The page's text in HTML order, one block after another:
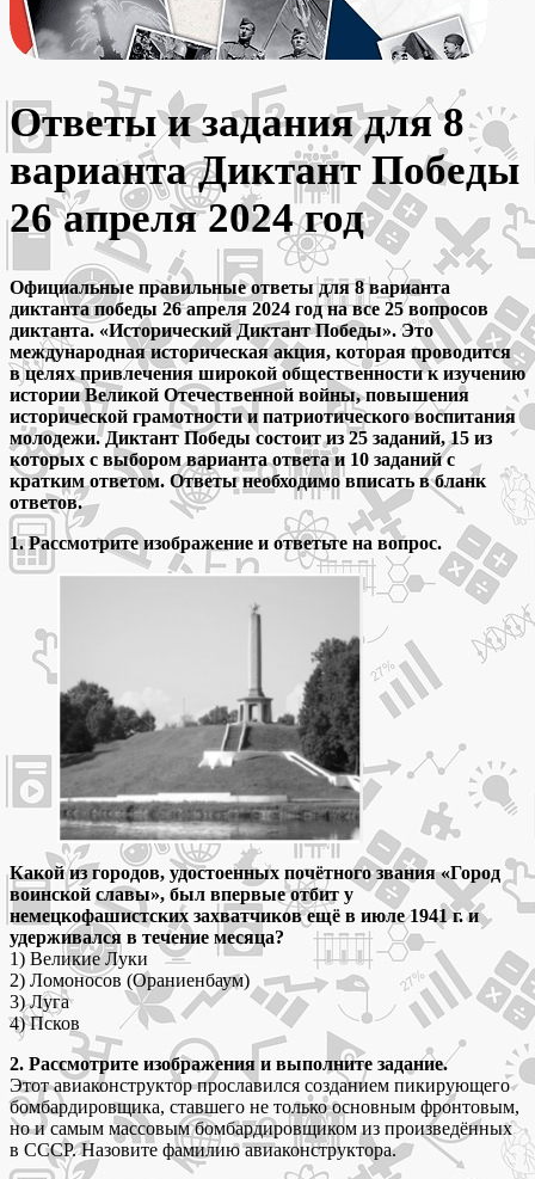
Ответы и задания для 8
варианта Диктант Победы
26 апреля 2024 год
Официальные правильные ответы для 8 варианта
диктанта победы 26 апреля 2024 год на все 25 вопросов
диктанта. «Исторический Диктант Победы». Это
международная историческая акция, которая проводится
в целях привлечения широкой общественности к изучению
истории Великой Отечественной войны, повышения
исторической грамотности и патриотического воспитания
молодежи. Диктант Победы состоит из 25 заданий, 15 из
которых с выбором варианта ответа и 10 заданий с
кратким ответом. Ответы необходимо вписать в бланк
ответов.
1. Рассмотрите изображение и ответьте на вопрос.
Какой из городов, удостоенных почётного звания «Город
воинской славы», был впервые отбит у
немецкофашистских захватчиков ещё в июле 1941 г. и
удерживался в течение месяца?
1) Великие Луки
2) Ломоносов (Ораниенбаум)
3) Луга
4) Псков
2. Рассмотрите изображения и выполните задание.
Этот авиаконструктор прославился созданием пикирующего
бомбардировщика, ставшего не только основным фронтовым,
но и самым массовым бомбардировщиком из произведённых
в СССР. Назовите фамилию авиаконструктора.